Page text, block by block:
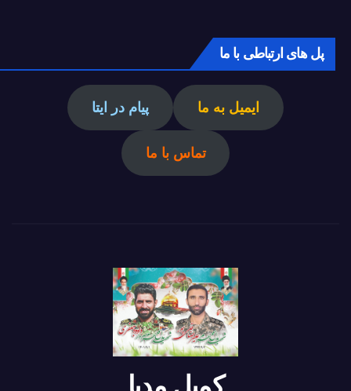
پل های ارتباطی با ما
ایمیل به ما پیام در ایتا
تماس با ما